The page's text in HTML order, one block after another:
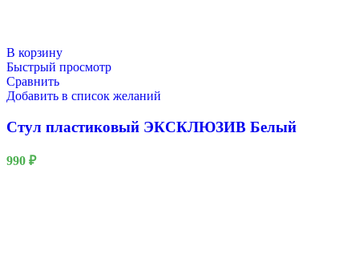
В корзину
Быстрый просмотр
Сравнить
Добавить в список желаний
Стул пластиковый ЭКСКЛЮЗИВ Белый
990 ₽